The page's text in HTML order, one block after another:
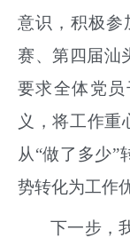
意识，积极参
赛、第四届汕
要求全体党
义，将工作重
从“做了多少”
势转化为工作
下一步，